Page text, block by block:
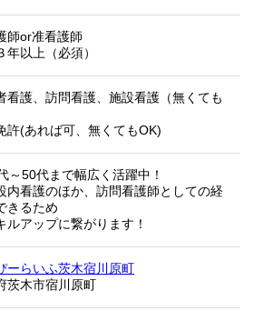
師or准看護師
年以上（必須）
看護、訪問看護、施設看護（無くても
許(あれば可、無くてもOK)
～50代まで幅広く活躍中！
内看護のほか、訪問看護師としての経
きるため
アップに繋がります！
ーらいふ茨木宿川原町
茨木市宿川原町